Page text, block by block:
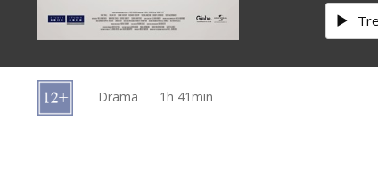
kartes
Drāma 1h 41min